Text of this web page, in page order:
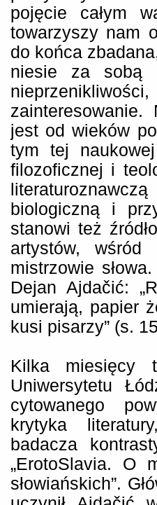
pojęcie całym
towarzyszy nam
do końca
niesie za sobą
jest od wieków
tym tej
filozoficznej i
biologiczną i
stanowi też
artystów, wśród
mistrzowie
Dejan Ajdačić:
umierają, papier
kusi pisarzy” (s.
Kilka miesięcy
Uniwersytetu
cytowanego
krytyka
badacza
„ErotoSlavia. O
słowiańskich”.